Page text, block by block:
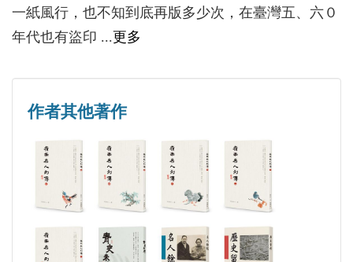
第三節 魏晉六朝時的男色
第四節 魏晉南北朝聲妓特別發達原因
第一節 唐代娼妓之概況
第二節 唐代進士與娼妓
第四節 唐代娼妓與詩
第五節 五代之娼妓
第六節 南北宋娼妓之概況
第七節 宋代官吏之冶遊
第八節 宋代娼妓與詞
一紙風行，也不知到底再版多少次，在臺灣五、六０
年代也有盜印 ...更多
作者其他著作